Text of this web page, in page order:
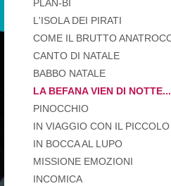
PLAN-BI
L'ISOLA DEI PIRATI
COME IL BRUTTO
CANTO DI NATALE
BABBO NATALE
LA BEFANA VIEN DI NOTTE...
PINOCCHIO
IN VIAGGIO CON IL
IN BOCCA AL LUPO
MISSIONE EMOZIONI
INCOMICA